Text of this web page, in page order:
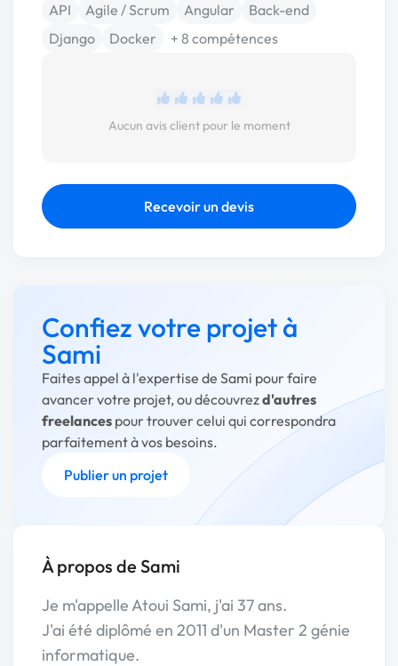
API Agile / Scrum Angular
Back-end
Django
Docker + 8 compétences
Aucun avis client pour le moment
Recevoir un devis
Confiez votre projet à
Sami
Faites appel à l'expertise de Sami pour faire
avancer votre projet, ou découvrezd'autres
freelances pour trouver celui qui correspondra
parfaitement à vos besoins.
Publier un projet
À propos de Sami
Je m'appelle Atoui Sami, j'ai 37 ans.
J'ai été diplômé en 2011 d'un Master 2 génie
informatique.